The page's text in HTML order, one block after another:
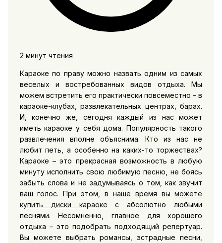
2 минут чтения
Караоке по праву можно назвать одним из самых
веселых и востребованных видов отдыха. Мы
можем встретить его практически повсеместно – в
караоке-клубах, развлекательных центрах, барах.
И, конечно же, сегодня каждый из нас может
иметь караоке у себя дома. Популярность такого
развлечения вполне объяснима. Кто из нас не
любит петь, а особенно на каких-то торжествах?
Караоке – это прекрасная возможность в любую
минуту исполнить свою любимую песню, не боясь
забыть слова и не задумываясь о том, как звучит
ваш голос. При этом, в наше время выможете
купить диски караоке с абсолютно любыми
песнями. Несомненно, главное для хорошего
отдыха – это подобрать подходящий репертуар.
Вы можете выбрать романсы, эстрадные песни,